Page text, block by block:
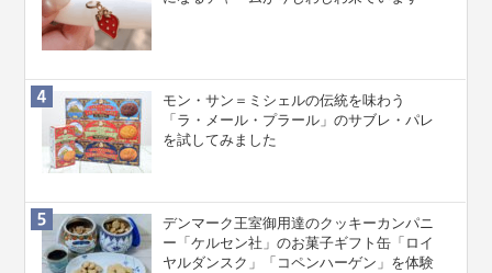
モン・サン＝ミシェルの伝統を味わう
「ラ・メール・プラール」のサブレ・パレ
を試してみました
デンマーク王室御用達のクッキーカンパニ
ー「ケルセン社」のお菓子ギフト缶「ロイ
ヤルダンスク」「コペンハーゲン」を体験